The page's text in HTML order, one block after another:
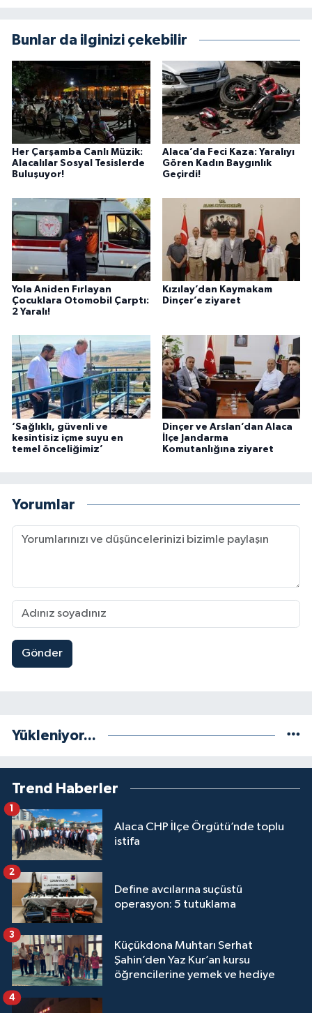
Bunlar da ilginizi çekebilir
Her Çarşamba Canlı Müzik:
Alacalılar Sosyal Tesislerde
Buluşuyor!
Alaca’da Feci Kaza: Yaralıyı
Gören Kadın Baygınlık
Geçirdi!
Yola Aniden Fırlayan
Çocuklara Otomobil Çarptı:
2 Yaralı!
Kızılay’dan Kaymakam
Dinçer’e ziyaret
‘Sağlıklı, güvenli ve
kesintisiz içme suyu en
temel önceliğimiz’
Dinçer ve Arslan’dan Alaca
İlçe Jandarma
Komutanlığına ziyaret
Yorumlar
Gönder
Yükleniyor...
Trend Haberler
Alaca CHP İlçe Örgütü’nde toplu
istifa
1
Define avcılarına suçüstü
operasyon: 5 tutuklama
2
Küçükdona Muhtarı Serhat
Şahin’den Yaz Kur’an kursu
öğrencilerine yemek ve hediye
3
4